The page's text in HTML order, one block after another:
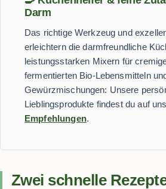
Darm
Das richtige Werkzeug und
erleichtern die darmfreundliche
leistungsstarken Mixern für
fermentierten Bio-Lebensmitteln
Gewürzmischungen: Unsere
Lieblingsprodukte findest du auf
Empfehlungen.
Zwei schnelle